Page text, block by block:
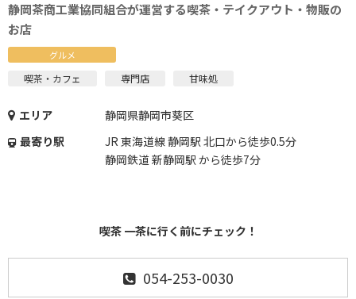
静岡茶商工業協同組合が運営する喫茶・テイクアウト・物販の
お店
グルメ
喫茶・カフェ 専門店 甘味処
エリア
静岡県静岡市葵区
最寄り駅
JR 東海道線 静岡駅 北口から徒歩0.5分
静岡鉄道 新静岡駅 から徒歩7分
喫茶 一茶に行く前にチェック！
054-253-0030